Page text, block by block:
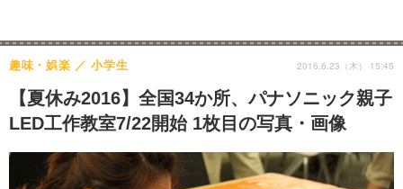
【夏休み2016】全国34か所、パナソニック親子
LED工作教室7/22開始 1枚目の写真・画像
趣味・娯楽 小学生 2016.6.23（木） 15:45